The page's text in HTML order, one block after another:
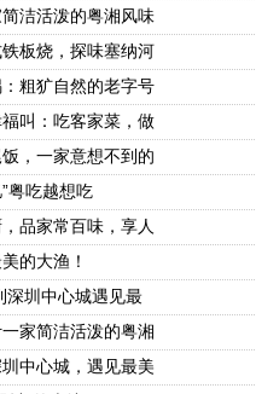
洁活泼的粤湘风味
板烧，探味塞纳河
粗犷自然的老字号
叫：吃客家菜，做
，一家意想不到的
粤吃越想吃
品家常百味，享人
的大渔！
深圳中心城遇见最
家简洁活泼的粤湘
中心城，遇见最美